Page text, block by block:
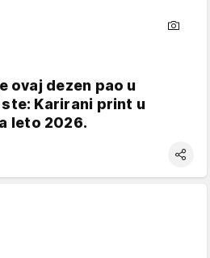
ovaj dezen pao u
Karirani print u
leto 2026.